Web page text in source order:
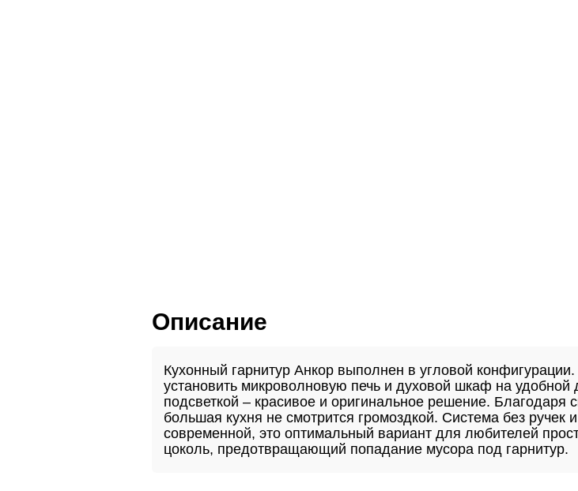
Описание
Кухонный гарнитур Анкор выполнен в угловой
установить микроволновую печь и духовой шкаф на удобной
подсветкой – красивое и оригинальное решение.
большая кухня не смотрится громоздкой. Система без ручек
современной, это оптимальный вариант для любителей
цоколь, предотвращающий попадание мусора под гарнитур.